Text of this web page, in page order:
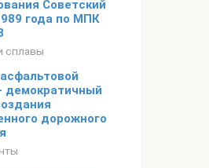
Советский
года по МПК
сплавы
демократичный
дорожного